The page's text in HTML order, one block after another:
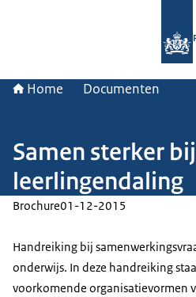
Home Documenten
Samen sterker bij
leerlingendaling
Brochure01-12-2015
Handreiking bij
onderwijs. In deze handreiking
voorkomende organisatievormen